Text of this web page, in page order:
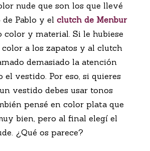
nude que son los que llevé
Pablo y el clutch de Menbur
color y material. Si le hubiese
a los zapatos y al clutch
demasiado la atención
el vestido. Por eso, si quieres
vestido debes usar tonos
pensé en color plata que
bien, pero al final elegí el
¿Qué os parece?